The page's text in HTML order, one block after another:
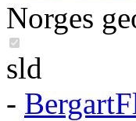
Norges
sld
-